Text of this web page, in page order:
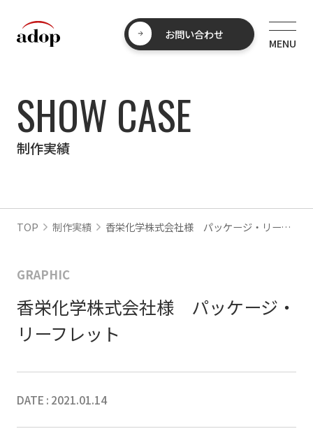
お問い合わせ
SHOW CASE
制作実績
TOP 制作実績 香栄化学株式会社様 パッケージ・リーフレット
GRAPHIC
香栄化学株式会社様 パッケージ・
リーフレット
DATE : 2021.01.14